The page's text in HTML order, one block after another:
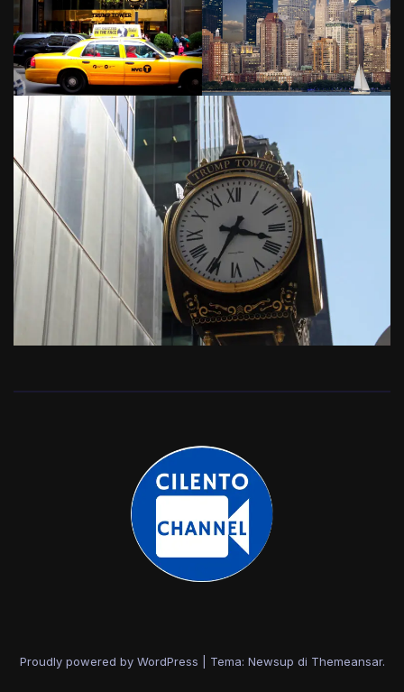
Proudly powered by WordPress Tema: Newsup di Themeansar.